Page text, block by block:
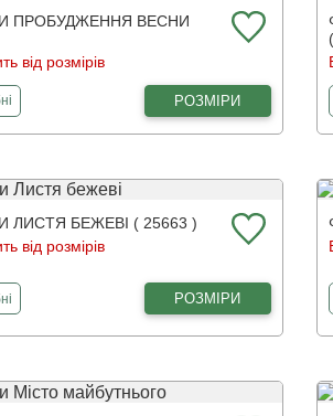
ПРОБУДЖЕННЯ ВЕСНИ
від розмірів
РОЗМІРИ
БЕЖЕВІ ( 25663 )
від розмірів
РОЗМІРИ